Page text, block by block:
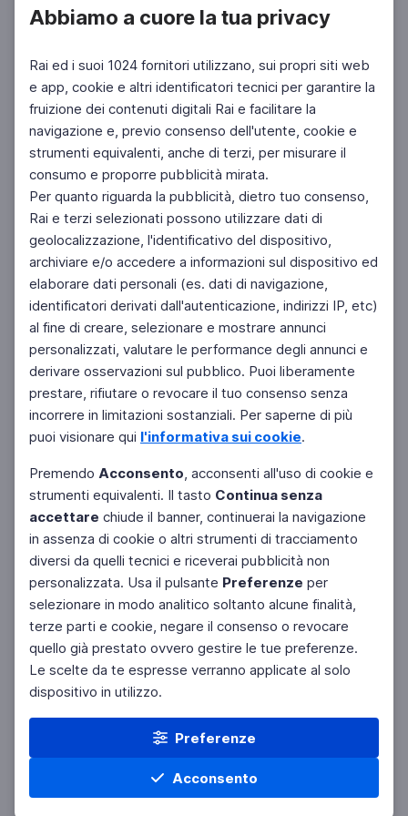
Abbiamo a cuore la tua privacy
Rai ed i suoi 1024 fornitori utilizzano, sui propri siti web
e app, cookie e altri identificatori tecnici per garantire la
fruizione dei contenuti digitali Rai e facilitare la
navigazione e, previo consenso dell'utente, cookie e
strumenti equivalenti, anche di terzi, per misurare il
consumo e proporre pubblicità mirata.
Per quanto riguarda la pubblicità, dietro tuo consenso,
Rai e terzi selezionati possono utilizzare dati di
geolocalizzazione, l'identificativo del dispositivo,
archiviare e/o accedere a informazioni sul dispositivo ed
elaborare dati personali (es. dati di navigazione,
identificatori derivati dall'autenticazione, indirizzi IP, etc)
al fine di creare, selezionare e mostrare annunci
personalizzati, valutare le performance degli annunci e
derivare osservazioni sul pubblico. Puoi liberamente
prestare, rifiutare o revocare il tuo consenso senza
incorrere in limitazioni sostanziali. Per saperne di più
puoi visionare qui l'informativa sui cookie.
Premendo Acconsento, acconsenti all'uso di cookie e
strumenti equivalenti. Il tasto Continua senza
accettare chiude il banner, continuerai la navigazione
in assenza di cookie o altri strumenti di tracciamento
diversi da quelli tecnici e riceverai pubblicità non
personalizzata. Usa il pulsante Preferenze per
selezionare in modo analitico soltanto alcune finalità,
terze parti e cookie, negare il consenso o revocare
quello già prestato ovvero gestire le tue preferenze.
Le scelte da te espresse verranno applicate al solo
dispositivo in utilizzo.
Preferenze
Acconsento
Facebook Twitter Instagram